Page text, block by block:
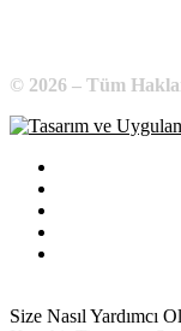
© 2026 – Tüm
Size Nasıl Yardımcı